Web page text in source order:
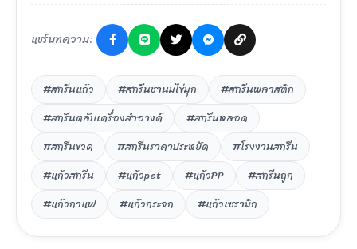
แชร์บทความ:
#สกรีนแก้ว #สกรีนชานมไข่มุก
#สกรีนพลาสติก
#สกรีนตลับเครื่องสำอางค์
#สกรีนหลอด
#สกรีนขวด
#สกรีนราคาประหยัด
#โรงงานสกรีน
#แก้วสกรีน
#แก้วpet #แก้วPP
#สกรีนถูก
#แก้วกาแฟ
#แก้วกระจก #แก้วเซรามิก